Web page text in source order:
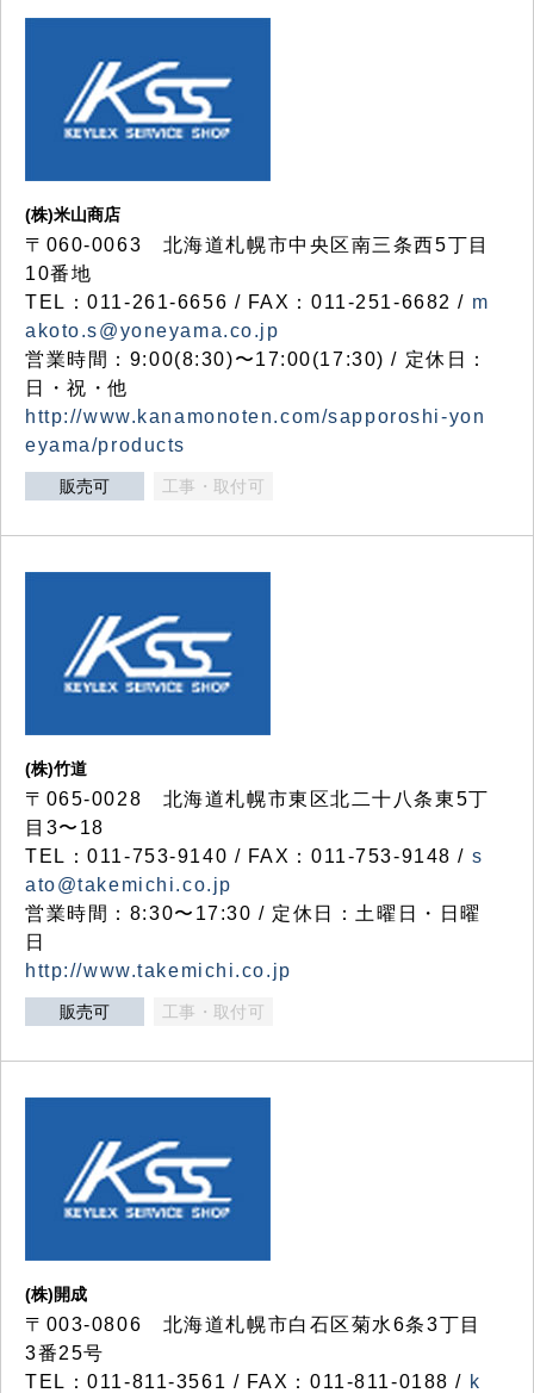
(株)米山商店
〒060-0063 北海道札幌市中央区南三条西5丁目
10番地
TEL：011-261-6656 / FAX：011-251-6682 / m
akoto.s@yoneyama.co.jp
営業時間：9:00(8:30)〜17:00(17:30) / 定休日：
日・祝・他
http://www.kanamonoten.com/sapporoshi-yon
eyama/products
販売可 工事・取付可
(株)竹道
〒065-0028 北海道札幌市東区北二十八条東5丁
目3〜18
TEL：011-753-9140 / FAX：011-753-9148 / s
ato@takemichi.co.jp
営業時間：8:30〜17:30 / 定休日：土曜日・日曜
日
http://www.takemichi.co.jp
販売可 工事・取付可
(株)開成
〒003-0806 北海道札幌市白石区菊水6条3丁目
3番25号
TEL：011-811-3561 / FAX：011-811-0188 / k